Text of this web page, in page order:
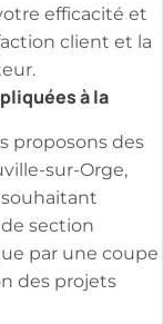
efficacité et
client et la
à la
proposons des
sur-Orge,
section
par une coupe
des projets